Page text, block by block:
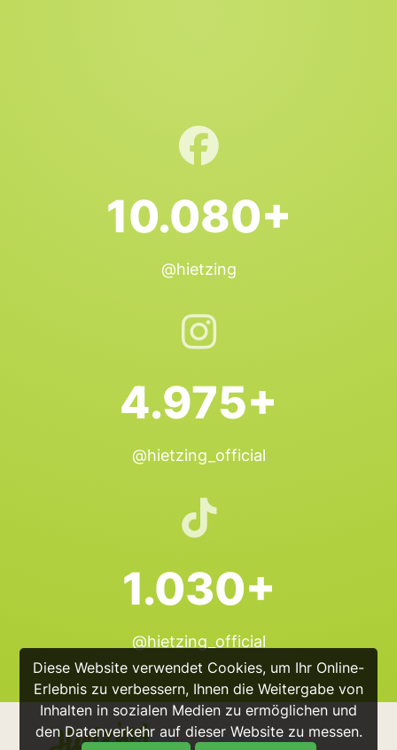
Diese Website verwendet Cookies, um Ihr Online-
Erlebnis zu verbessern, Ihnen die Weitergabe von
Inhalten in sozialen Medien zu ermöglichen und
den Datenverkehr auf dieser Website zu messen.
10.080+
@hietzing
4.975+
@hietzing_official
1.030+
@hietzing_official